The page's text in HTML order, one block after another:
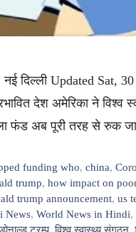
दिल्ली Updated Sat,
देश अमेरिका ने
फंड अब पूरी तरह से रुक
funding who,china,
trump, how impact on
trump announcement, us
News, World News in Hindi,
डोनाल्ड ट्रम्प,विश्व स्वास्थ्य संगठन ,